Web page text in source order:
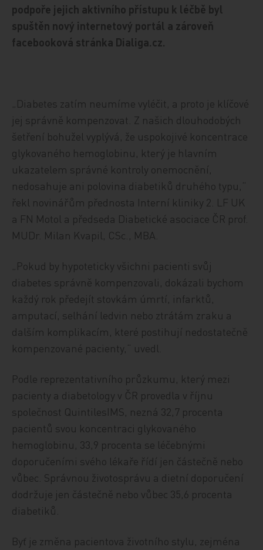
podpoře jejich aktivního přístupu k léčbě byl
spuštěn nový internetový portál a zároveň
facebooková stránka Dialiga.cz.
„Diabetes zatím neumíme vyléčit, a proto je klíčové
jej správně kompenzovat. Z našich dlouhodobých
šetření bohužel vyplývá, že uspokojivé koncentrace
glykovaného hemoglobinu, který je hlavním
ukazatelem správné kontroly onemocnění,
nedosahuje ani polovina diabetiků druhého typu,“
řekl novinářům přednosta Interní kliniky 2. LF UK
a FN Motol a předseda Diabetické asociace ČR prof.
MUDr. Milan Kvapil, CSc., MBA.
„Pokud by hypoteticky všichni pacienti svůj
diabetes správně kompenzovali, dokázali bychom
každý rok předejít stovkám úmrtí, infarktů,
amputací, selhání ledvin nebo ztrátám zraku a
dalším komplikacím, které postihují nedostatečně
kompenzované pacienty,“ uvedl.
Podle reprezentativního průzkumu, který mezi
pacienty a diabetology v ČR provedla v říjnu
společnost QuintilesIMS, nezná 32,7 procenta
pacientů svou koncentraci glykovaného
hemoglobinu, 33,9 procenta se léčebnými
doporučeními svého lékaře řídí jen částečně nebo
vůbec. Správnou životosprávu a dietní doporučení
dodržuje jen částečně nebo vůbec 35,6 procenta
diabetiků.
Byť je změna pacientova životního stylu, zejména